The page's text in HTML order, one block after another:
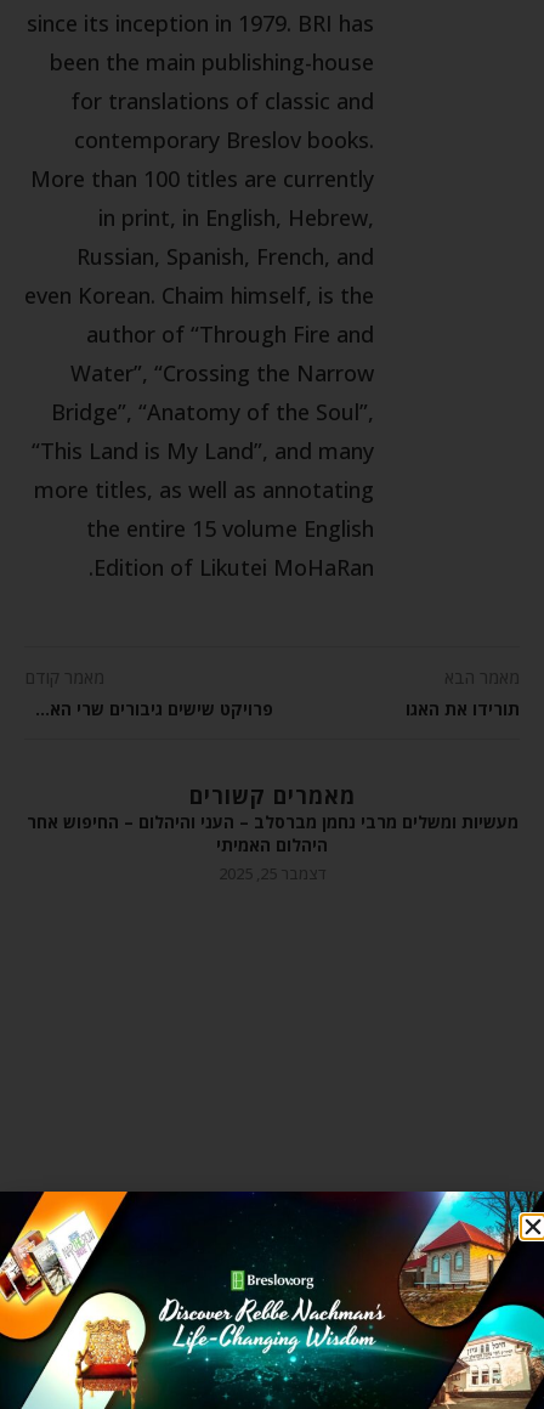
since its inception in 1979. BRI has
been the main publishing-house
for translations of classic and
contemporary Breslov books.
More than 100 titles are currently
in print, in English, Hebrew,
Russian, Spanish, French, and
even Korean. Chaim himself, is the
author of “Through Fire and
Water”, “Crossing the Narrow
Bridge”, “Anatomy of the Soul”,
“This Land is My Land”, and many
more titles, as well as annotating
the entire 15 volume English
Edition of Likutei MoHaRan.
מאמר הבא
תורידו את האגו
מאמר קודם
פרויקט שישים גיבורים שרי האלף – פירוש נעימות נצח
מאמרים קשורים
מעשיות ומשלים מרבי נחמן מברסלב – העני והיהלום – החיפוש אחר
היהלום האמיתי
דצמבר 25, 2025
הוספת תגובה
התגובה שלך*